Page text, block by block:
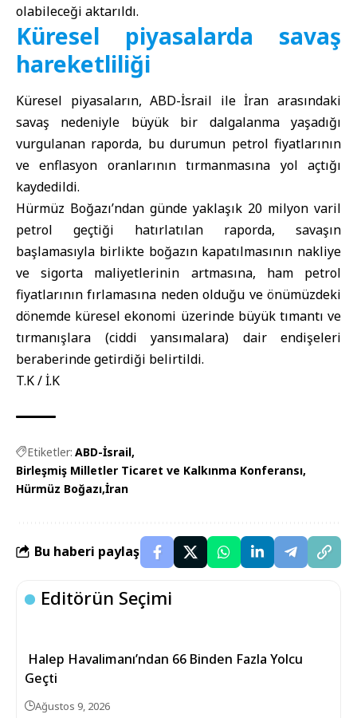
olabileceği aktarıldı.
Küresel piyasalarda savaş
hareketliliği
Küresel piyasaların,ABD-İsrail ileİranarasındaki
savaş nedeniyle büyük bir dalgalanma yaşadığı
vurgulanan raporda, bu durumun petrol fiyatlarının
ve enflasyon oranlarının tırmanmasına yol açtığı
kaydedildi.
Hürmüz Boğazı’ndan günde yaklaşık 20 milyon varil
petrol geçtiği hatırlatılan raporda, savaşın
başlamasıyla birlikte boğazın kapatılmasının nakliye
ve sigorta maliyetlerinin artmasına, ham petrol
fiyatlarının fırlamasına neden olduğu ve önümüzdeki
dönemde küresel ekonomi üzerinde büyük tımantı ve
tırmanışlara (ciddi yansımalara) dair endişeleri
beraberinde getirdiği belirtildi.
T.K / İ.K
Etiketler: ABD-İsrail
Birleşmiş Milletler Ticaret ve Kalkınma Konferansı
Hürmüz Boğazı İran
Bu haberi paylaş
Editörün Seçimi
Halep Havalimanı’ndan 66 Binden Fazla Yolcu
Geçti
Ağustos 9, 2026